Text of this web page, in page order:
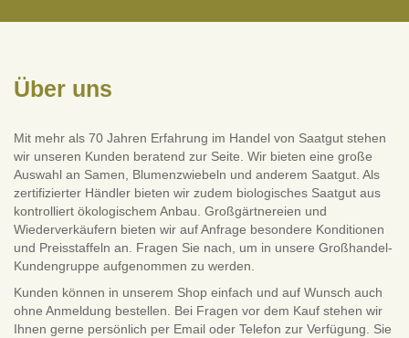
Über uns
Mit mehr als 70 Jahren Erfahrung im Handel von Saatgut stehen
wir unseren Kunden beratend zur Seite. Wir bieten eine große
Auswahl an Samen, Blumenzwiebeln und anderem Saatgut. Als
zertifizierter Händler bieten wir zudem biologisches Saatgut aus
kontrolliert ökologischem Anbau. Großgärtnereien und
Wiederverkäufern bieten wir auf Anfrage besondere Konditionen
und Preisstaffeln an. Fragen Sie nach, um in unsere Großhandel-
Kundengruppe aufgenommen zu werden.
Kunden können in unserem Shop einfach und auf Wunsch auch
ohne Anmeldung bestellen. Bei Fragen vor dem Kauf stehen wir
Ihnen gerne persönlich per Email oder Telefon zur Verfügung. Sie